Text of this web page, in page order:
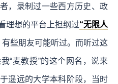
，录制过一些西方历史、政
理想的平台上担纲过“无限人
些朋友可能听过。而听过这
“麦教授”的这个网名，说来
遥远的大学本科阶段，当时